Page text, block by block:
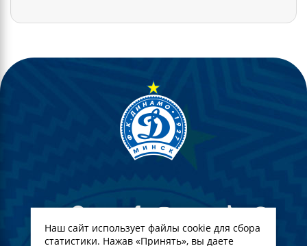
Наш сайт использует файлы cookie для сбора
статистики. Нажав «Принять», вы даете